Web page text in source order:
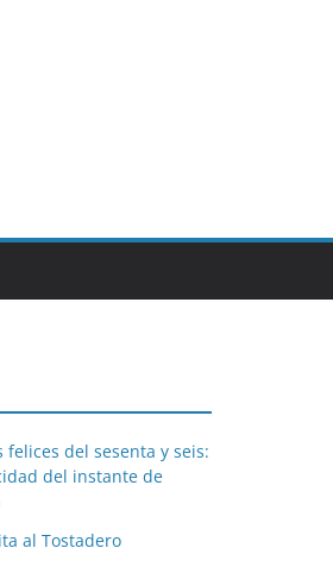
felices del sesenta y seis:
del instante de
al Tostadero